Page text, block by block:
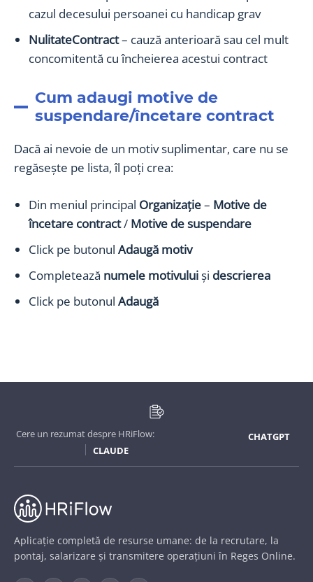
cazul decesului persoanei cu handicap grav
NulitateContract– cauză anterioară sau cel mult
concomitentă cu încheierea acestui contract
Cum adaugi motive de
suspendare/încetare contract
Dacă ai nevoie de un motiv suplimentar, care nu se
regăsește pe lista, îl poți crea:
Din meniul principal Organizație– Motive de
încetare contract/ Motive de suspendare
Click pe butonul Adaugă motiv
Completează numele motivuluiși descrierea
Click pe butonul Adaugă
Cere un rezumat despre HRiFlow:
CHATGPT
CLAUDE
Aplicație completă de resurse umane: de la recrutare, la
pontaj, salarizare și transmitere operațiuni în Reges Online.